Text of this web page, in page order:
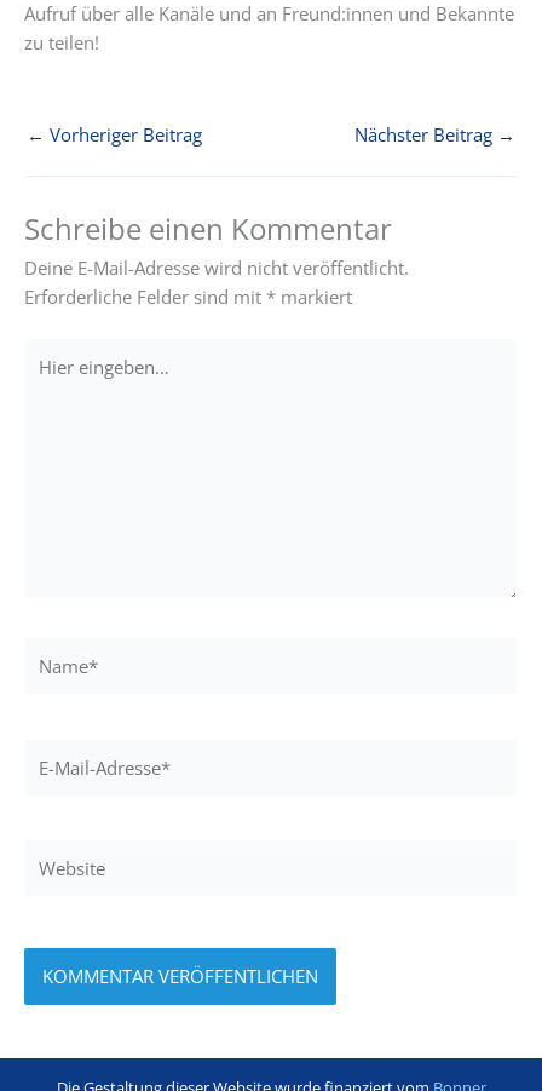
Aufruf über alle Kanäle und an Freund:innen und Bekannte
zu teilen!
← Vorheriger Beitrag Nächster Beitrag →
Schreibe einen Kommentar
Deine E-Mail-Adresse wird nicht veröffentlicht.
Erforderliche Felder sind mit * markiert
eingeben…
Mail-